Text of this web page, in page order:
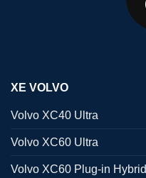
XE VOLVO
Volvo XC40 Ultra
Volvo XC60 Ultra
Volvo XC60 Plug-in Hybrid